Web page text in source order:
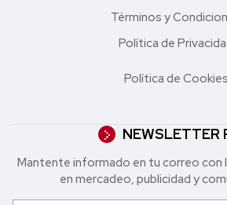
Términos y
Política de
Política de Cookies
NEWSLETTER
Mantente informado en tu correo con
en mercadeo, publicidad y